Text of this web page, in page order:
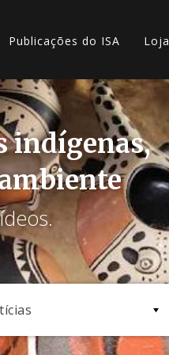
Publicações do ISA Loja
indígenas,